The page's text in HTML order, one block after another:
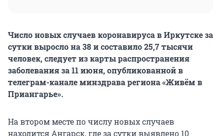
Число новых случаев коронавируса в Иркутске за
сутки выросло на 38 и составило 25,7 тысячи
человек, следует из карты распространения
заболевания за 11 июня, опубликованной в
телеграм-канале минздрава региона «Живём в
Приангарье».
На втором месте по числу новых случаев
находится Ангарск, где за сутки выявлено 10